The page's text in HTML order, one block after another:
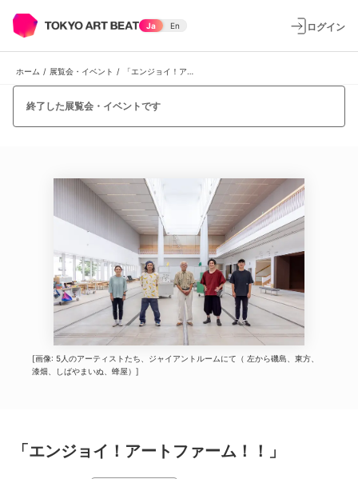
Ja En ログイン
ホーム / 展覧会・イベント /
終了した展覧会・イベントです
[画像: 5人のアーティストたち、ジャイアントルームにて（ 左から磯島、東方、
漆畑、しばやまいぬ、蜂屋）]
「エンジョイ！アートファーム！！」